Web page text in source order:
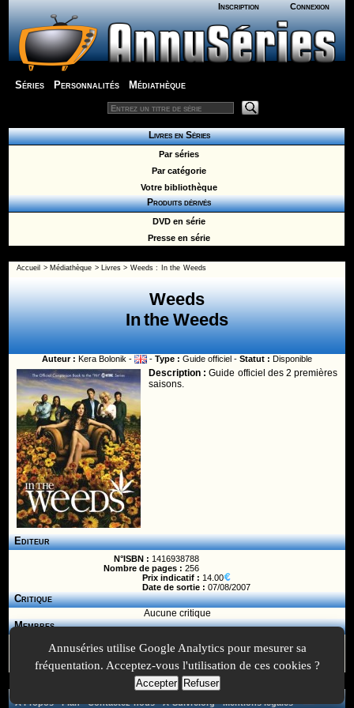
Inscription Connexion
Séries Personnalités Médiathèque
Livres en Séries
Par séries
Par catégorie
Votre bibliothèque
Produits dérivés
DVD en série
Presse en série
Accueil > Médiathèque > Livres > Weeds: In the Weeds
Weeds
In the Weeds
Auteur : Kera Bolonik - - Type : Guide officiel - Statut : Disponible
Description :Guide officiel des 2 premières
saisons.
Editeur
N°ISBN : 1416938788
Nombre de pages :256
Prix indicatif : 14.00
Date de sortie : 07/08/2007
Critique
Aucune critique
Membres
Vous ne pouvez pas accéder aux fonctionnalités réservées aux membres
parce que vous n'êtes pasinscritou pas connecté (voir haut de page).
A Propos-Plan-Contactez-nous-A-Suivre.org-Mentions légales-
Annuséries utilise Google Analytics pour mesurer sa
fréquentation. Acceptez-vous l'utilisation de ces cookies ?
Accepter Refuser